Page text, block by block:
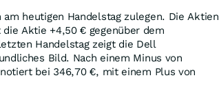
heutigen Handelstag zulegen. Die Aktien
die Aktie +4,50€ gegenüber dem
Handelstag zeigt die Dell
Bild. Nach einem Minus von
bei 346,70 €, mit einem Plus von